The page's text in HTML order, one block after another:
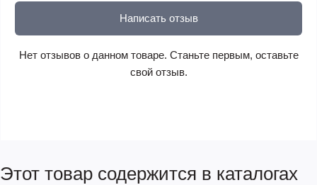
Написать отзыв
Нет отзывов о данном товаре. Станьте первым, оставьте
свой отзыв.
Этот товар содержится в каталогах